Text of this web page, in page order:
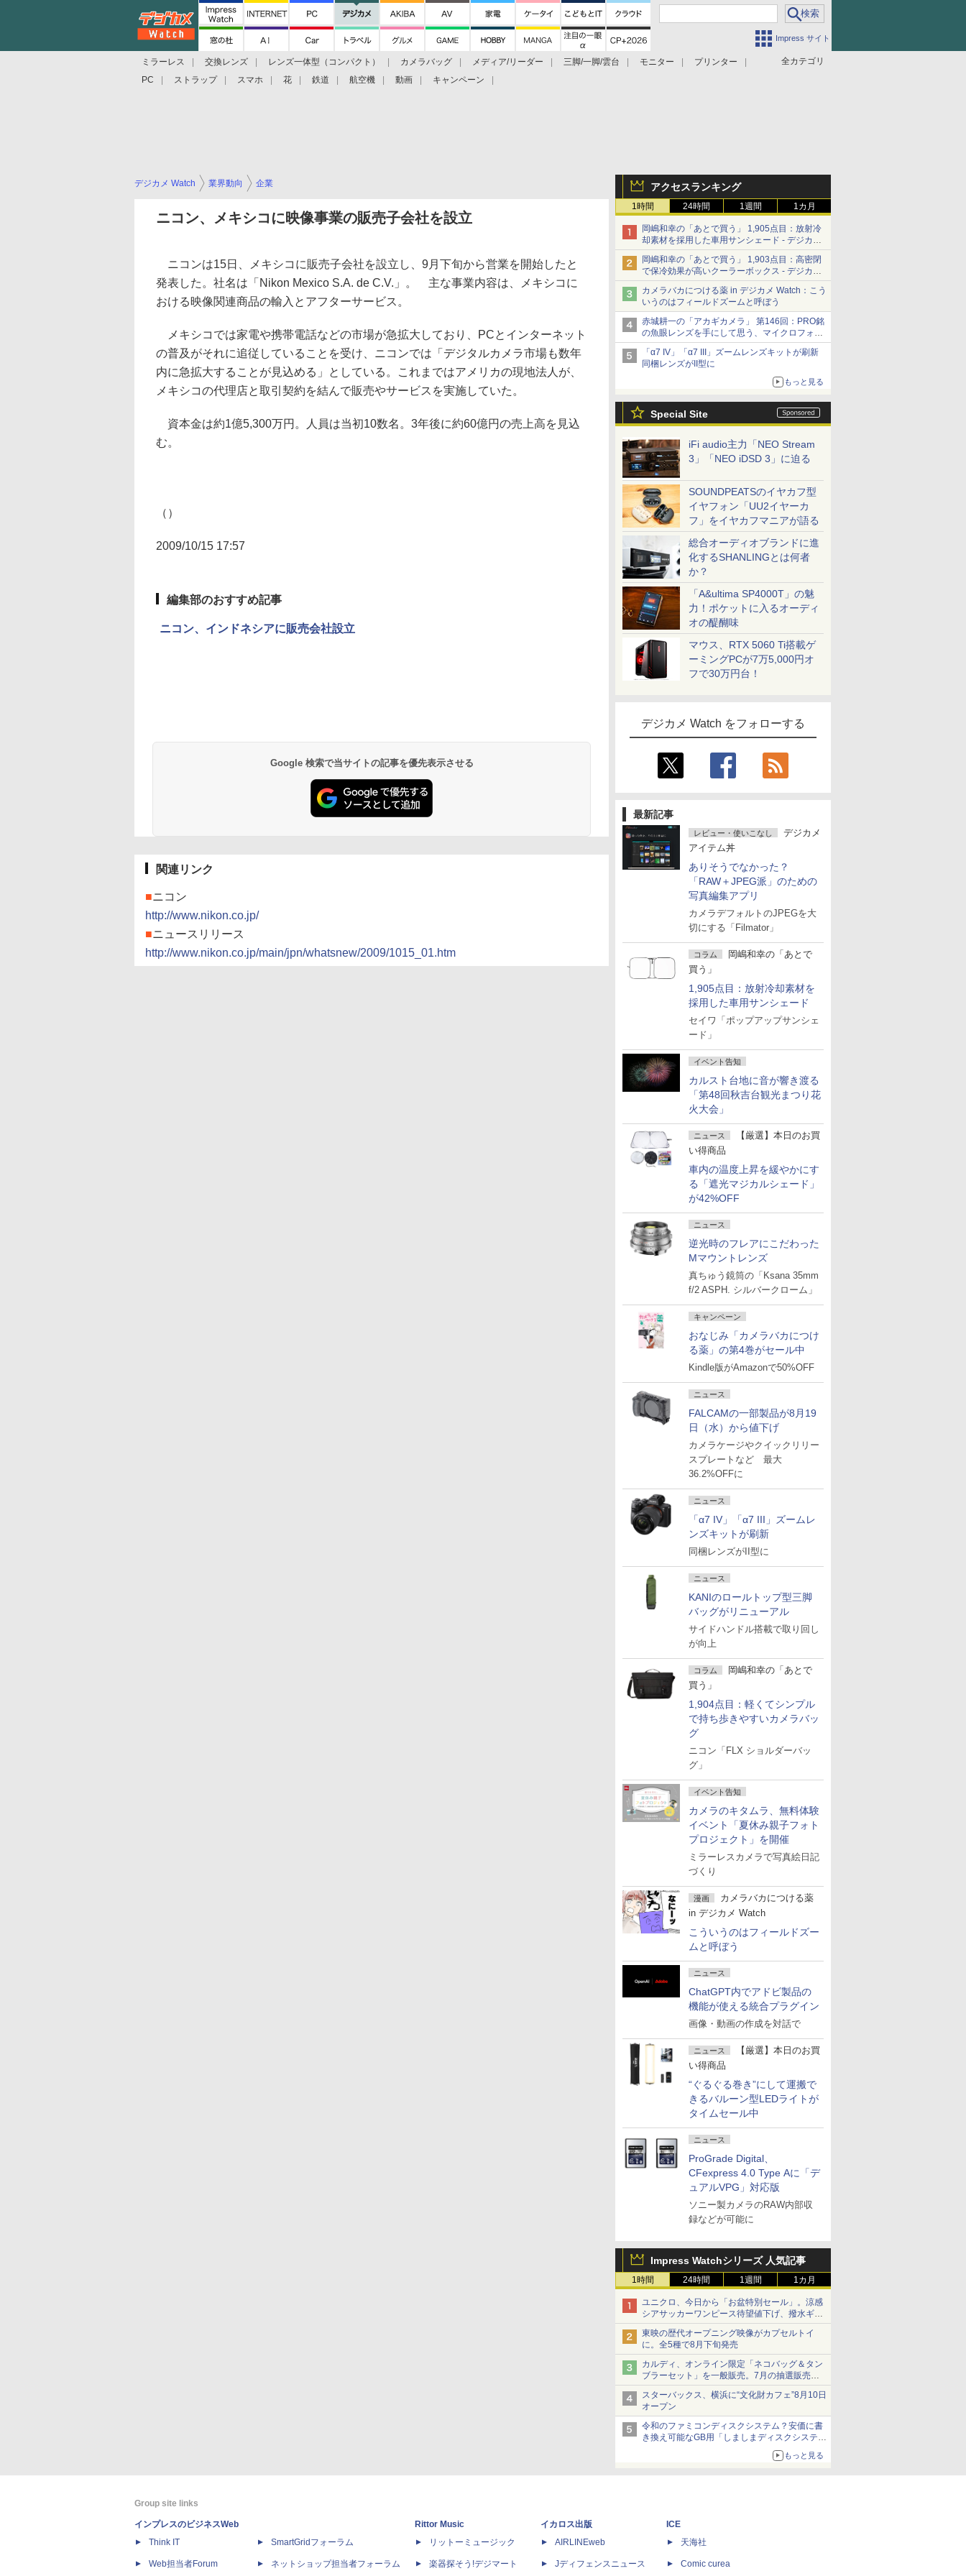
Impress サイト
全カテゴリ
ミラーレス 交換レンズ レンズ一体型（コンパクト） カメラバッグ メディア/リーダー 三脚/一脚/雲台 モニター
プリンター
PC
ストラップ スマホ 花 鉄道 航空機 動画 キャンペーン
アクセスランキング
1時間 24時間 1週間 1カ月
岡嶋和幸の「あとで買う」 1,905点目：放射冷
却素材を採用した車用サンシェード - デジカメ
Watch
岡嶋和幸の「あとで買う」 1,903点目：高密閉
で保冷効果が高いクーラーボックス - デジカメ
Watch
カメラバカにつける薬 in デジカメ Watch：こう
いうのはフィールドズームと呼ぼう
赤城耕一の「アカギカメラ」 第146回：PRO銘
の魚眼レンズを手にして思う、マイクロフォー
サーズへの期待と可能性
「α7 IV」「α7 III」ズームレンズキットが刷新
同梱レンズがII型に
もっと見る
Special Site
iFi audio主力「NEO Stream
3」「NEO iDSD 3」に迫る
SOUNDPEATSのイヤカフ型
イヤフォン「UU2イヤーカ
フ」をイヤカフマニアが語る
総合オーディオブランドに進
化するSHANLINGとは何者
か？
「A&ultima SP4000T」の魅
力！ポケットに入るオーディ
オの醍醐味
マウス、RTX 5060 Ti搭載ゲ
ーミングPCが7万5,000円オ
フで30万円台！
デジカメ Watch をフォローする
最新記事
レビュー・使いこなし
デジカメ
アイテム丼
ありそうでなかった？
「RAW＋JPEG派」のための
写真編集アプリ
カメラデフォルトのJPEGを大
切にする「Filmator」
コラム
岡嶋和幸の「あとで
買う」
1,905点目：放射冷却素材を
採用した車用サンシェード
セイワ「ポップアップサンシェ
ード」
イベント告知
カルスト台地に音が響き渡る
「第48回秋吉台観光まつり花
火大会」
ニュース
【厳選】本日のお買
い得商品
車内の温度上昇を緩やかにす
る「遮光マジカルシェード」
が42%OFF
ニュース
逆光時のフレアにこだわった
Mマウントレンズ
真ちゅう鏡筒の「Ksana 35mm
f/2 ASPH. シルバークローム」
キャンペーン
おなじみ「カメラバカにつけ
る薬」の第4巻がセール中
Kindle版がAmazonで50%OFF
ニュース
FALCAMの一部製品が8月19
日（水）から値下げ
カメラケージやクイックリリー
スプレートなど 最大
36.2%OFFに
ニュース
「α7 IV」「α7 III」ズームレ
ンズキットが刷新
同梱レンズがII型に
ニュース
KANIのロールトップ型三脚
バッグがリニューアル
サイドハンドル搭載で取り回し
が向上
コラム
岡嶋和幸の「あとで
買う」
1,904点目：軽くてシンプル
で持ち歩きやすいカメラバッ
グ
ニコン「FLX ショルダーバッ
グ」
イベント告知
カメラのキタムラ、無料体験
イベント「夏休み親子フォト
プロジェクト」を開催
ミラーレスカメラで写真絵日記
づくり
漫画
カメラバカにつける薬
in デジカメ Watch
こういうのはフィールドズー
ムと呼ぼう
ニュース
ChatGPT内でアドビ製品の
機能が使える統合プラグイン
画像・動画の作成を対話で
ニュース
【厳選】本日のお買
い得商品
“ぐるぐる巻き”にして運搬で
きるバルーン型LEDライトが
タイムセール中
ニュース
ProGrade Digital、
CFexpress 4.0 Type Aに「デ
ュアルVPG」対応版
ソニー製カメラのRAW内部収
録などが可能に
Impress Watchシリーズ 人気記事
1時間 24時間 1週間 1カ月
ユニクロ、今日から「お盆特別セール」。涼感
シアサッカーワンピース待望値下げ、撥水ギア
ショーツは1990円に
東映の歴代オープニング映像がカプセルトイ
に。全5種で8月下旬発売
カルディ、オンライン限定「ネコバッグ＆タン
ブラーセット」を一般販売。7月の抽選販売の
当選無効分
スターバックス、横浜に“文化財カフェ”8月10日
オープン
令和のファミコンディスクシステム？安価に書
き換え可能なGB用「しましまディスクシステ
もっと見る
デジカメ Watch 業界動向 企業
ニコン、メキシコに映像事業の販売子会社を設立
ニコンは15日、メキシコに販売子会社を設立し、9月下旬から営業を開始したと
発表した。社名は「Nikon Mexico S.A. de C.V.」。 主な事業内容は、メキシコに
おける映像関連商品の輸入とアフターサービス。
メキシコでは家電や携帯電話などの市場が急拡大しており、PCとインターネット
の普及がそれに追従していることを受け、ニコンでは「デジタルカメラ市場も数年
内に急拡大することが見込める」としている。これまではアメリカの現地法人が、
メキシコの代理店と取引契約を結んで販売やサービスを実施していた。
資本金は約1億5,300万円。人員は当初10数名。3年後に約60億円の売上高を見込
む。
（）
2009/10/15 17:57
編集部のおすすめ記事
ニコン、インドネシアに販売会社設立
Google 検索で当サイトの記事を優先表示させる
関連リンク
■ニコン
http://www.nikon.co.jp/
■ニュースリリース
http://www.nikon.co.jp/main/jpn/whatsnew/2009/1015_01.htm
Group site links
インプレスのビジネスWeb
Think IT
Web担当者Forum
SmartGridフォーラム
ネットショップ担当者フォーラム
Rittor Music
リットーミュージック
楽器探そう!デジマート
イカロス出版
AIRLINEweb
Jディフェンスニュース
ICE
天海社
Comic curea